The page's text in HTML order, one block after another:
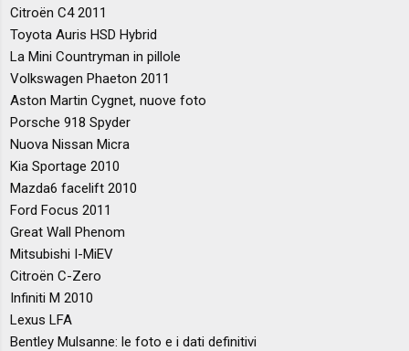
Citroën C4 2011
Toyota Auris HSD Hybrid
La Mini Countryman in pillole
Volkswagen Phaeton 2011
Aston Martin Cygnet, nuove foto
Porsche 918 Spyder
Nuova Nissan Micra
Kia Sportage 2010
Mazda6 facelift 2010
Ford Focus 2011
Great Wall Phenom
Mitsubishi I-MiEV
Citroën C-Zero
Infiniti M 2010
Lexus LFA
Bentley Mulsanne: le foto e i dati definitivi